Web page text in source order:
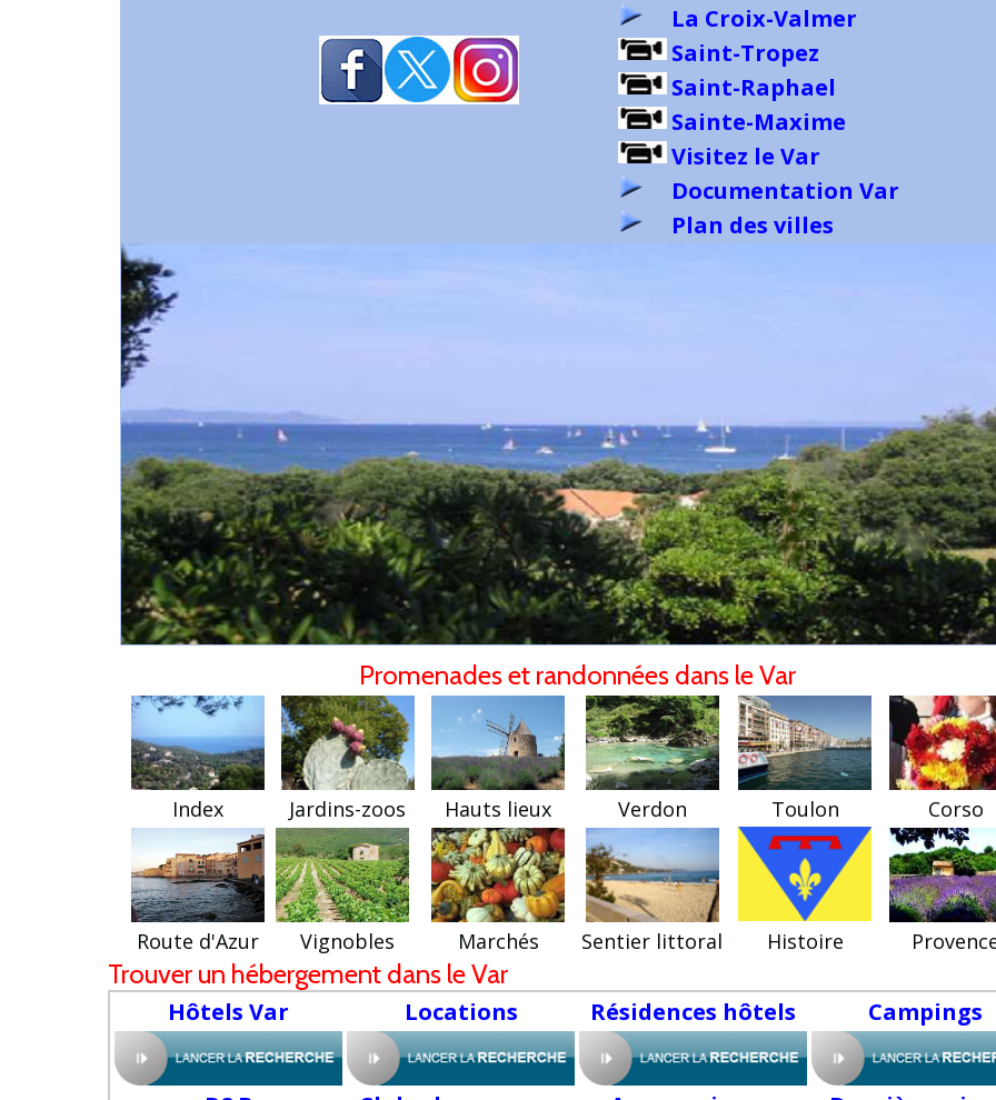
La Croix-Valmer
Saint-Tropez
Saint-Raphael
Sainte-Maxime
Visitez le Var
Documentation Var
Plan des villes
Promenades et randonnées dans le Var
Index Jardins-zoos Hauts lieux Verdon Toulon Corso
Route d'Azur Vignobles Marchés Sentier littoral Histoire
Trouver un hébergement dans le Var
Hôtels Var Locations Résidences hôtels Campings